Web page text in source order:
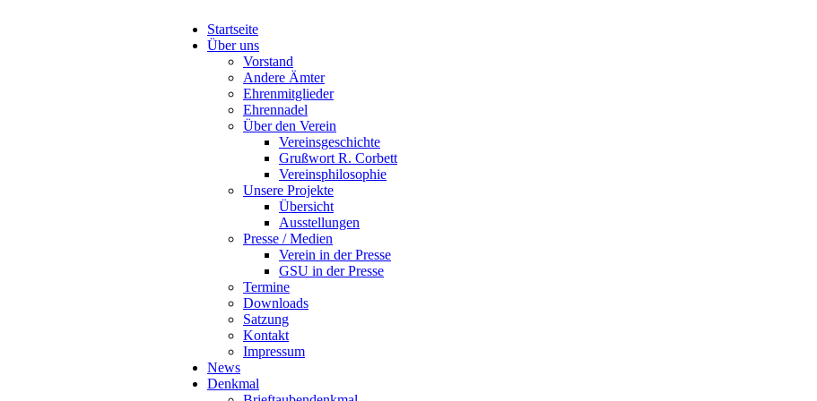
Startseite
Über uns
Vorstand
Andere Ämter
Ehrenmitglieder
Ehrennadel
Über den Verein
Vereinsgeschichte
Grußwort R. Corbett
Vereinsphilosophie
Unsere Projekte
Übersicht
Ausstellungen
Presse / Medien
Verein in der Presse
GSU in der Presse
Termine
Downloads
Satzung
Kontakt
Impressum
News
Denkmal